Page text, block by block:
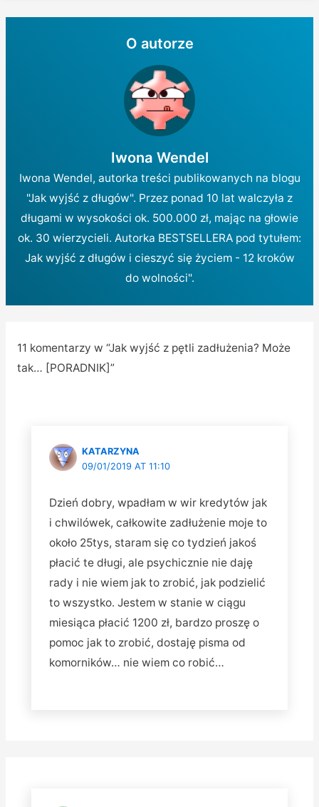
O autorze
Iwona Wendel
Iwona Wendel, autorka treści publikowanych na blogu
"Jak wyjść z długów". Przez ponad 10 lat walczyła z
długami w wysokości ok. 500.000 zł, mając na głowie
ok. 30 wierzycieli. Autorka BESTSELLERA pod tytułem:
Jak wyjść z długów i cieszyć się życiem - 12 kroków
do wolności".
11 komentarzy w “Jak wyjść z pętli zadłużenia? Może
tak… [PORADNIK]”
KATARZYNA
09/01/2019 AT 11:10
Dzień dobry, wpadłam w wir kredytów jak
i chwilówek, całkowite zadłużenie moje to
około 25tys, staram się co tydzień jakoś
płacić te długi, ale psychicznie nie daję
rady i nie wiem jak to zrobić, jak podzielić
to wszystko. Jestem w stanie w ciągu
miesiąca płacić 1200 zł, bardzo proszę o
pomoc jak to zrobić, dostaję pisma od
komorników… nie wiem co robić…